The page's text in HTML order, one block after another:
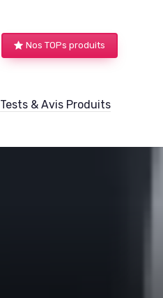
Nos TOPs produits
Tests & Avis Produits